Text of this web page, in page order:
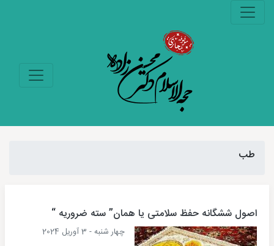
طب
اصول ششگانه حفظ سلامتی یا همان” سته ضروریه “
چهار شنبه - 3 آوریل 2024